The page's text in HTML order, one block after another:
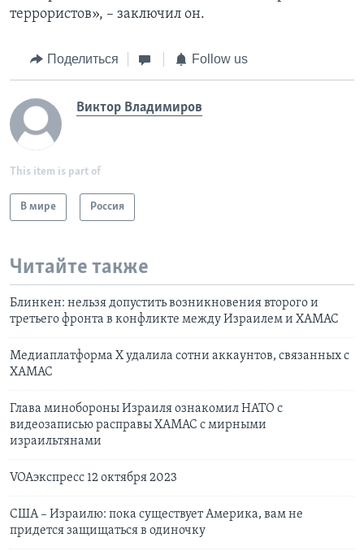
террористов», – заключил он.
Поделиться Follow us
Виктор Владимиров
This item is part of
В мире Россия
Читайте также
Блинкен: нельзя допустить возникновения второго и
третьего фронта в конфликте между Израилем и ХАМАС
Медиаплатформа X удалила сотни аккаунтов, связанных с
ХАМАС
Глава минобороны Израиля ознакомил НАТО с
видеозаписью расправы ХАМАС с мирными
израильтянами
VOAэкспресс 12 октября 2023
США – Израилю: пока существует Америка, вам не
придется защищаться в одиночку